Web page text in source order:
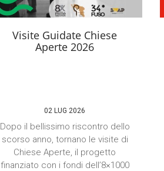
Visite Guidate Chiese
Aperte 2026
02 LUG 2026
Dopo il bellissimo riscontro dello
scorso anno, tornano le visite di
Chiese Aperte, il progetto
finanziato con i fondi dell’8×1000